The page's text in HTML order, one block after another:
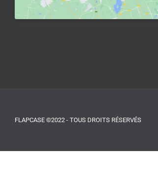
FLAPCASE ©2022 - TOUS DROITS RÉSERVÉS